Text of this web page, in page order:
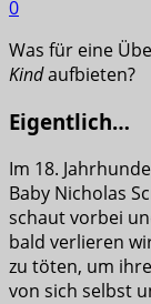
0
Was für eine
Kindaufbieten?
Eigentlich…
Im 18.
Baby Nicholas
schaut vorbei
bald verlieren
zu töten, um
von sich selbst